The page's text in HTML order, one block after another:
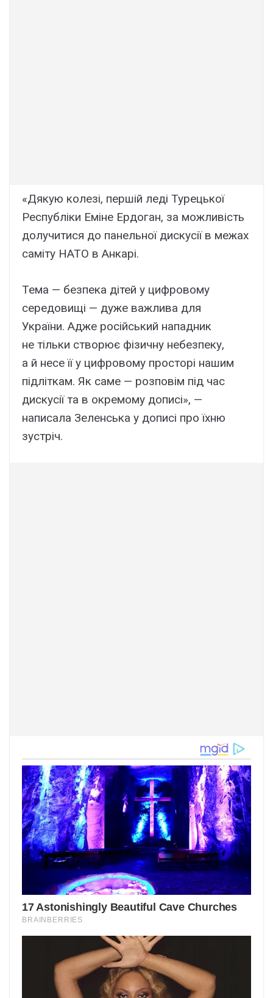
«Дякую колезі, першій леді Турецької
Республіки Еміне Ердоган, за можливість
долучитися до панельної дискусії в межах
саміту НАТО в Анкарі.
Тема — безпека дітей у цифровому
середовищі — дуже важлива для
України. Адже російський нападник
не тільки створює фізичну небезпеку,
а й несе її у цифровому просторі нашим
підліткам. Як саме — розповім під час
дискусії та в окремому дописі», —
написала Зеленська у дописі про їхню
зустріч.